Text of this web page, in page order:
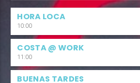
HORA LOCA
10:00
COSTA @ WORK
11:00
BUENAS TARDES